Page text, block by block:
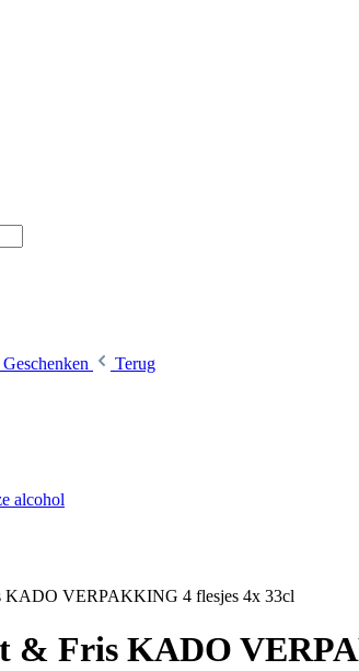
Geschenken
Terug
alcohol
KADO VERPAKKING 4 flesjes 4x 33cl
& Fris KADO